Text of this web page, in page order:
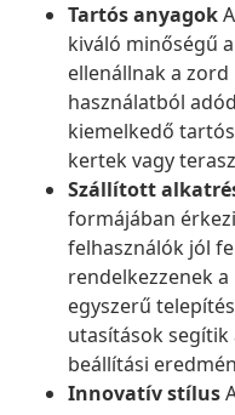
Tartós anyagok
kiváló minőségű
ellenállnak a
használatból
kiemelkedő
kertek vagy
Szállított
formájában
felhasználók jól
rendelkezzenek
egyszerű
utasítások segítik
beállítási
Innovatív stílus